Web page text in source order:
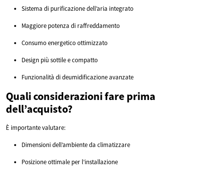
Sistema di purificazione dell’aria integrato
Maggiore potenza di raffreddamento
Consumo energetico ottimizzato
Design più sottile e compatto
Funzionalità di deumidificazione avanzate
Quali considerazioni fare prima
dell’acquisto?
È importante valutare:
Dimensioni dell’ambiente da climatizzare
Posizione ottimale per l’installazione